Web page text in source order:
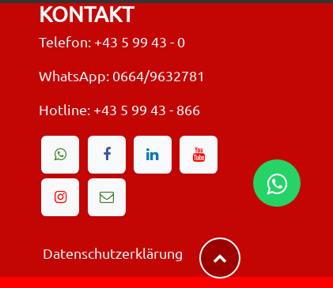
KONTAKT
Telefon: +43 5 99 43 - 0
WhatsApp: 0664/9632781
Hotline: +43 5 99 43 - 866
Datenschutzerklärung